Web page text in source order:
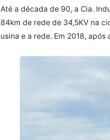
Até a década de 90, a Cia.
84km de rede de 34,5KV na
usina e a rede. Em 2018,